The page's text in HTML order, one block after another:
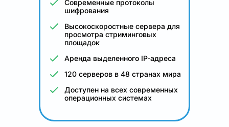
Современные протоколы
шифрования
Высокоскоростные сервера для
просмотра стриминговых
площадок
Аренда выделенного IP-адреса
120 серверов в 48 странах мира
Доступен на всех современных
операционных системах